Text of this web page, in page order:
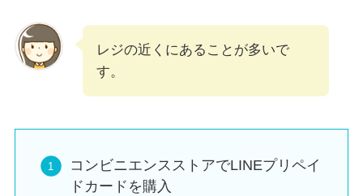
レジの近くにあることが多いで
す。
コンビニエンスストアでLINEプリペイ
ドカードを購入